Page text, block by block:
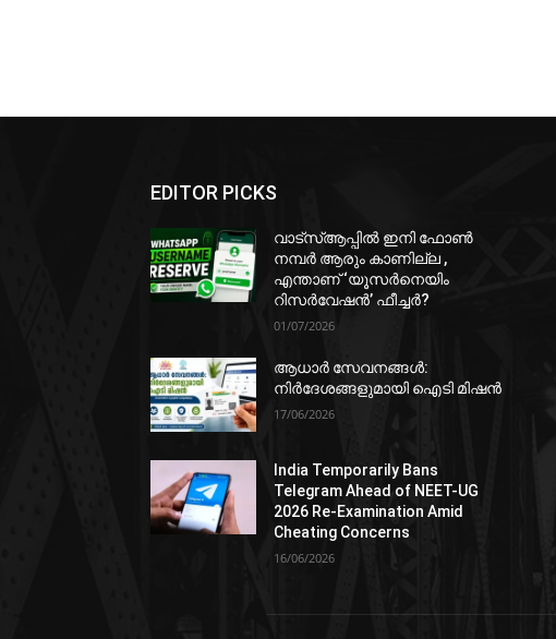
EDITOR PICKS
വാട്‌സ്ആപ്പിൽ ഇനി ഫോൺ
നമ്പർ ആരും കാണില്ല ,
എന്താണ് ‘യൂസർനെയിം
റിസർവേഷൻ’ ഫീച്ചർ?
01/07/2026
ആധാർ സേവനങ്ങൾ:
നിർദേശങ്ങളുമായി ഐടി മിഷൻ
17/06/2026
India Temporarily Bans
Telegram Ahead of NEET-UG
2026 Re-Examination Amid
Cheating Concerns
16/06/2026